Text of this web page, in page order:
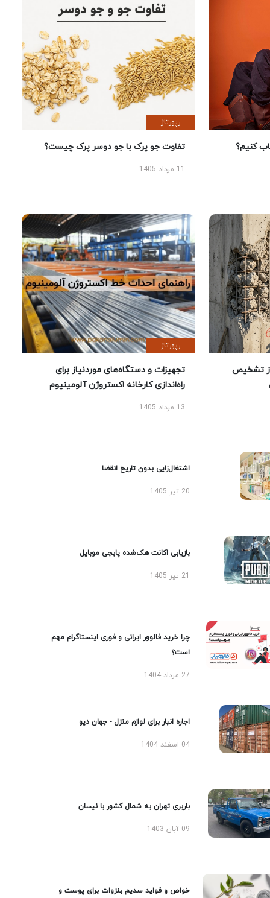
کنیم؟
رپورتاژ
تفاوت جو پرک با جو دوسر پرک چیست؟
تشخیص
رپورتاژ
تجهیزات و دستگاه‌های موردنیاز برای
راه‌اندازی کارخانه اکستروژن آلومینیوم
13 مرداد 1405
اشتغال‌زایی بدون تاریخ انقضا
20 تیر 1405
بازیابی اکانت هک‌شده پابجی موبایل
چرا خرید فالوور ایرانی و فوری اینستاگرام مهم
است؟
27 مرداد 1404
اجاره انبار برای لوازم منزل - جهان دپو
04 اسفند 1404
باربری تهران به شمال کشور با نیسان
09 آبان 1403
خواص و فواید سدیم بنزوات برای پوست و